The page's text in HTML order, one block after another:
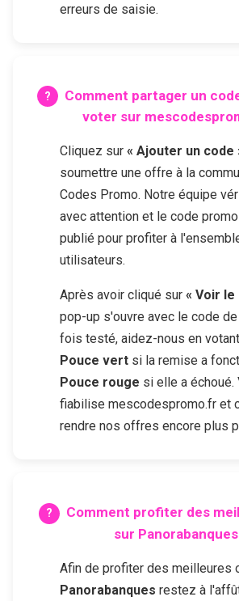
erreurs de saisie.
Comment partager un
voter sur
Cliquez sur « Ajouter un code
soumettre une offre à la
Codes Promo. Notre équipe
avec attention et le code
publié pour profiter à
utilisateurs.
Après avoir cliqué sur « Voir le
pop-up s'ouvre avec le code de
fois testé, aidez-nous en
Pouce vert si la remise a
Pouce rouge si elle a échoué.
fiabilise mescodespromo.fr et
rendre nos offres encore plus
Comment profiter des
sur Panorabanques
Afin de profiter des meilleures
Panorabanques restez à